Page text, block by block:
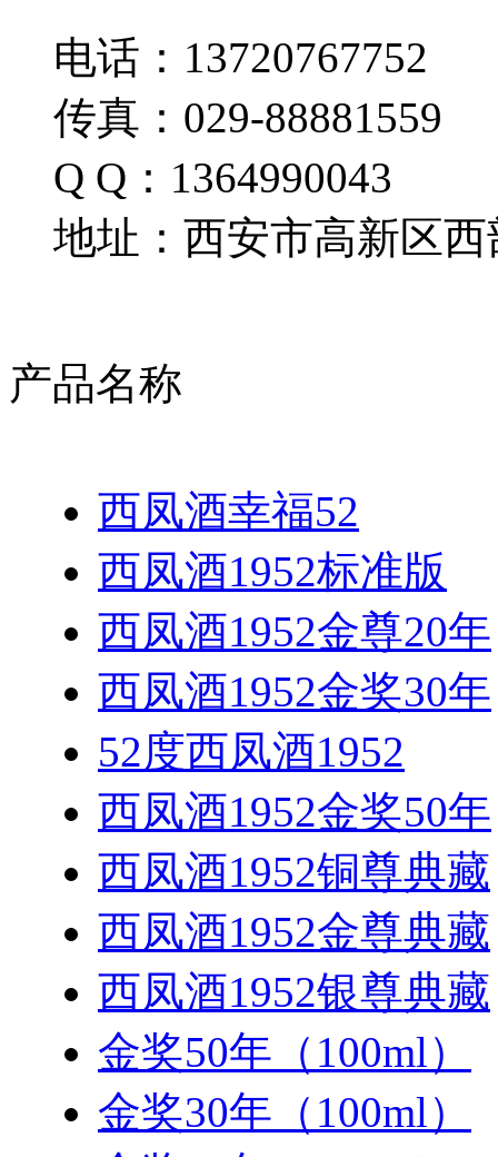
电话：13720767752
传真：029-88881559
Q Q：1364990043
地址：西安市高新区西
产品名称
西凤酒幸福52
西凤酒1952标准版
西凤酒1952金尊20年
西凤酒1952金奖30年
52度西凤酒1952
西凤酒1952金奖50年
西凤酒1952铜尊典藏
西凤酒1952金尊典藏
西凤酒1952银尊典藏
金奖50年（100ml）
金奖30年（100ml）